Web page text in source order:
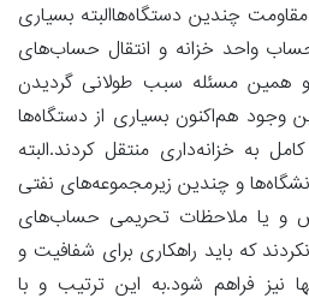
چندین دستگاه‌هاالبته بسیاری
حساب واحد خزانه و انتقال حساب‌های
همین مسئله سبب طولانی گردیدن
وجود هم‌اکنون بسیاری از دستگاه‌ها
به خزانه‌داری منتقل کردند.البته
و چندین زیرمجموعه‌های نفتی
و یا ملاحظات تحریمی حساب‌های
که باید راهکاری برای شفافیت و
فراهم شود.به این ترتیب و با